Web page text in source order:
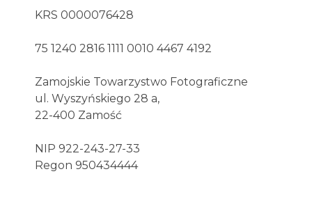
KRS 0000076428
75 1240 2816 1111 0010 4467 4192
Zamojskie Towarzystwo Fotograficzne
ul. Wyszyńskiego 28 a,
22-400 Zamość
NIP 922-243-27-33
Regon 950434444